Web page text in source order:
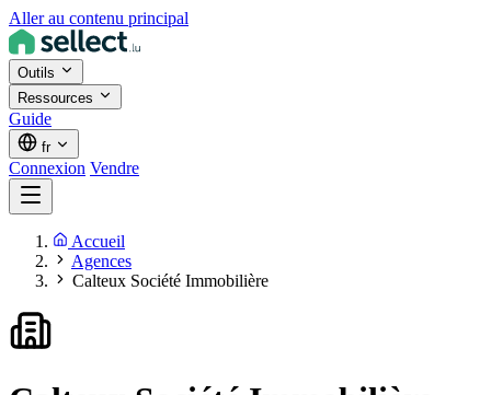
Aller au contenu principal
Outils
Ressources
Guide
fr
Connexion Vendre
Accueil
Agences
Calteux Société Immobilière